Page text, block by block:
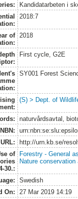
Kandidatarbeten i
2018:7
of
2018
First cycle, G2E
SY001 Forest
(S) > Dept. of
naturvårdsavtal,
http://urn.kb.se/
of
30.:
Forestry - General
Nature
Swedish
On:
27 Mar 2019 14:19